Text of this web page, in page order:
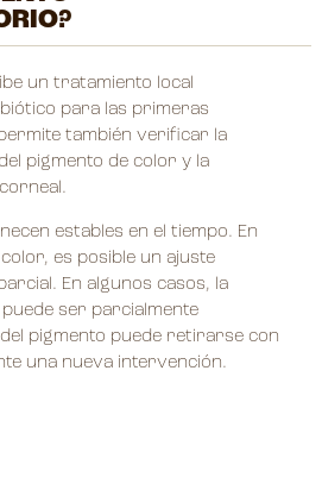
un tratamiento local
para las primeras
también verificar la
pigmento de color y la
estables en el tiempo. En
es posible un ajuste
En algunos casos, la
ser parcialmente
pigmento puede retirarse con
una nueva intervención.